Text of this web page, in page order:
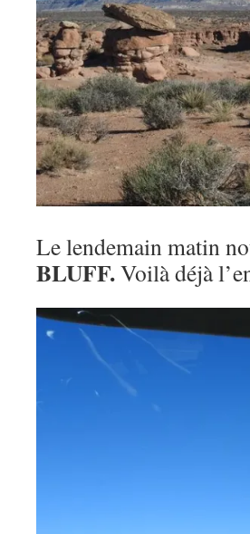
Le lendemain matin
BLUFF.Voilà déjà